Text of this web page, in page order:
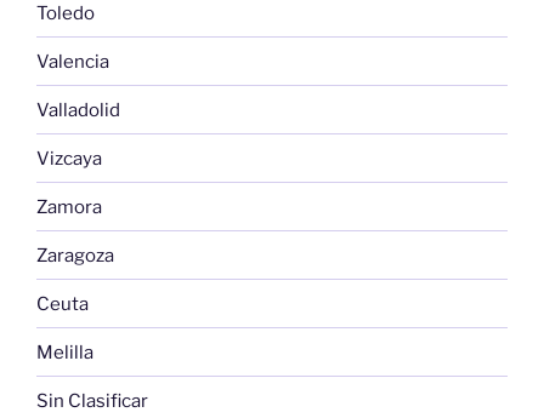
Toledo
Valencia
Valladolid
Vizcaya
Zamora
Zaragoza
Ceuta
Melilla
Sin Clasificar